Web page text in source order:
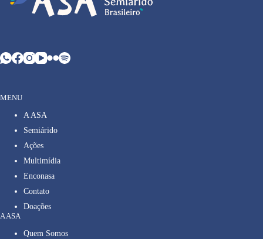
MENU
A ASA
Semiárido
Ações
Multimídia
Enconasa
Contato
Doações
A ASA
Quem Somos